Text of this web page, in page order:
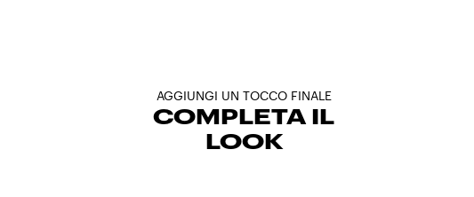
AGGIUNGI UN TOCCO FINALE
COMPLETA IL
LOOK